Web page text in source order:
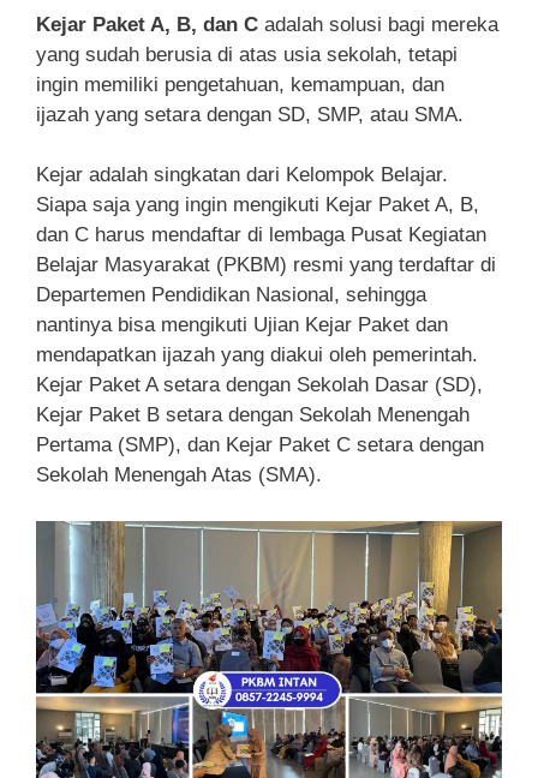
Kejar Paket A, B, dan C adalah solusi bagi mereka
yang sudah berusia di atas usia sekolah, tetapi
ingin memiliki pengetahuan, kemampuan, dan
ijazah yang setara dengan SD, SMP, atau SMA.
Kejar adalah singkatan dari Kelompok Belajar.
Siapa saja yang ingin mengikuti Kejar Paket A, B,
dan C harus mendaftar di lembaga Pusat Kegiatan
Belajar Masyarakat (PKBM) resmi yang terdaftar di
Departemen Pendidikan Nasional, sehingga
nantinya bisa mengikuti Ujian Kejar Paket dan
mendapatkan ijazah yang diakui oleh pemerintah.
Kejar Paket A setara dengan Sekolah Dasar (SD),
Kejar Paket B setara dengan Sekolah Menengah
Pertama (SMP), dan Kejar Paket C setara dengan
Sekolah Menengah Atas (SMA).